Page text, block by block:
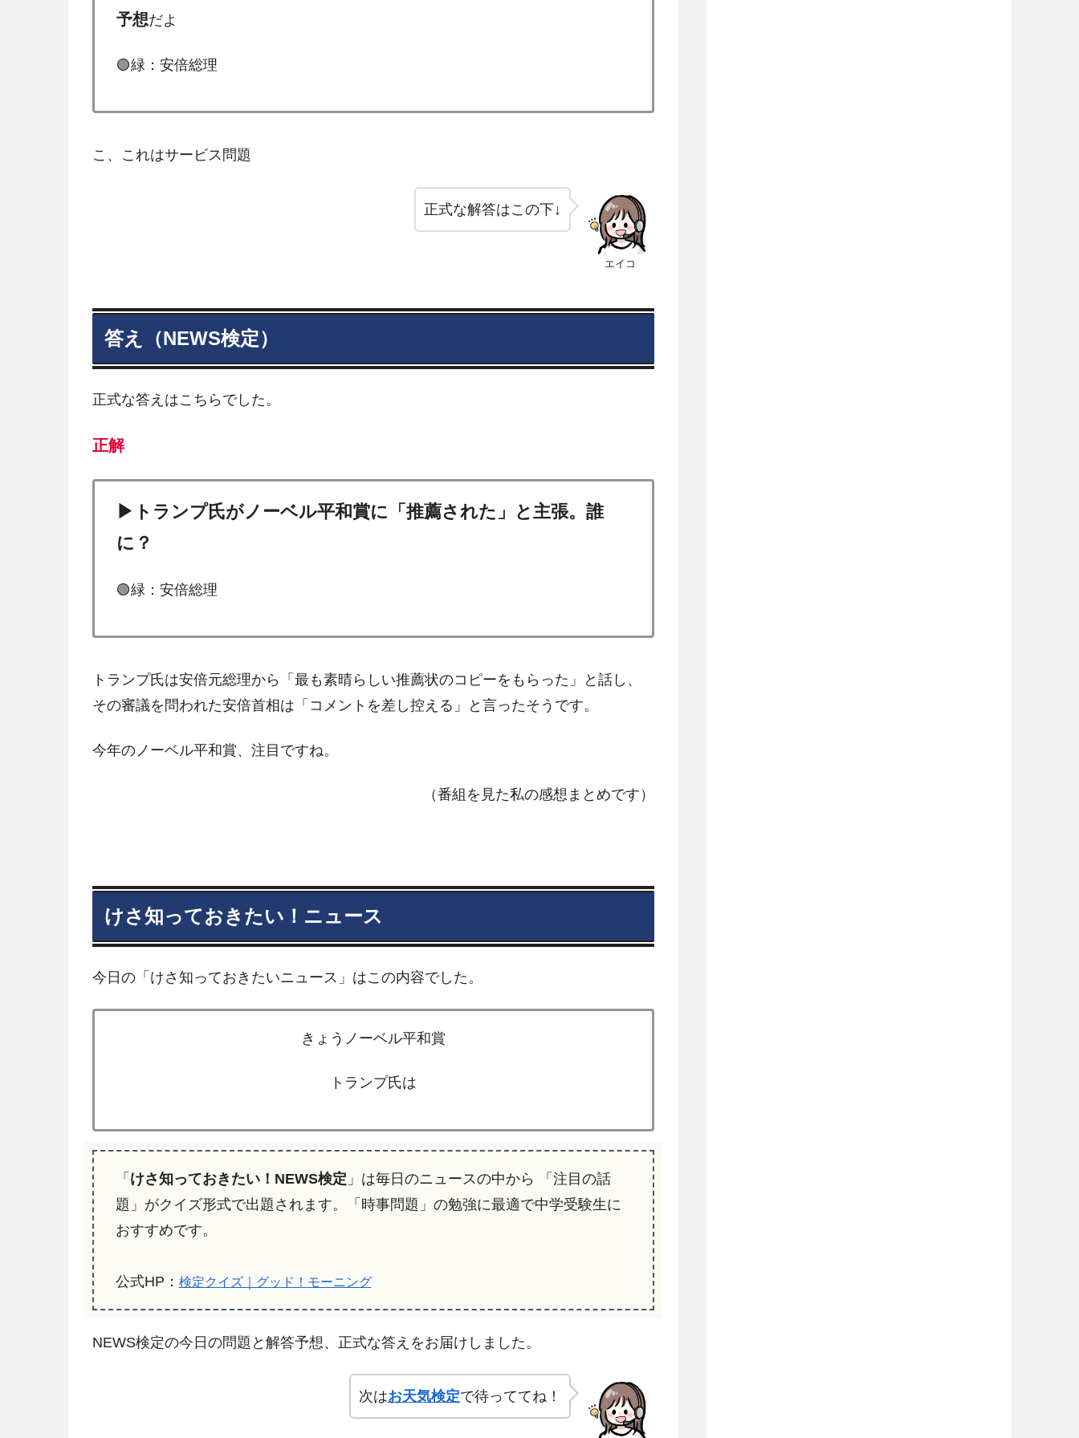
予想だよ
🟢緑：安倍総理
こ、これはサービス問題
エイコ
正式な解答はこの下↓
答え（NEWS検定）
正式な答えはこちらでした。
正解
▶トランプ氏がノーベル平和賞に「推薦された」と主張。誰
に？
🟢緑：安倍総理
トランプ氏は安倍元総理から「最も素晴らしい推薦状のコピーをもらった」と話し、
その審議を問われた安倍首相は「コメントを差し控える」と言ったそうです。
今年のノーベル平和賞、注目ですね。
（番組を見た私の感想まとめです）
けさ知っておきたい！ニュース
今日の「けさ知っておきたいニュース」はこの内容でした。
きょうノーベル平和賞
トランプ氏は
「 けさ知っておきたい！NEWS検定 」は毎日のニュースの中から 「注目の話
題」がクイズ形式で出題されます。「時事問題」の勉強に最適で中学受験生に
おすすめです。
公式HP： 検定クイズ｜グッド！モーニング
NEWS検定の今日の問題と解答予想、正式な答えをお届けしました。
次はお天気検定で待っててね！